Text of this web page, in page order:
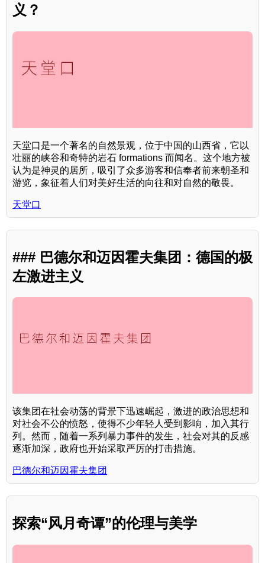
义？
天堂口是一个著名的自然景观，位于中国的山西省，它以
壮丽的峡谷和奇特的岩石 formations 而闻名。这个地方被
认为是神灵的居所，吸引了众多游客和信奉者前来朝圣和
游览，象征着人们对美好生活的向往和对自然的敬畏。
天堂口
### 巴德尔和迈因霍夫集团：德国的极
左激进主义
该集团在社会动荡的背景下迅速崛起，激进的政治思想和
对社会不公的愤怒，使得不少年轻人受到影响，加入其行
列。然而，随着一系列暴力事件的发生，社会对其的反感
逐渐加深，政府也开始采取严厉的打击措施。
巴德尔和迈因霍夫集团
探索“风月奇谭”的伦理与美学